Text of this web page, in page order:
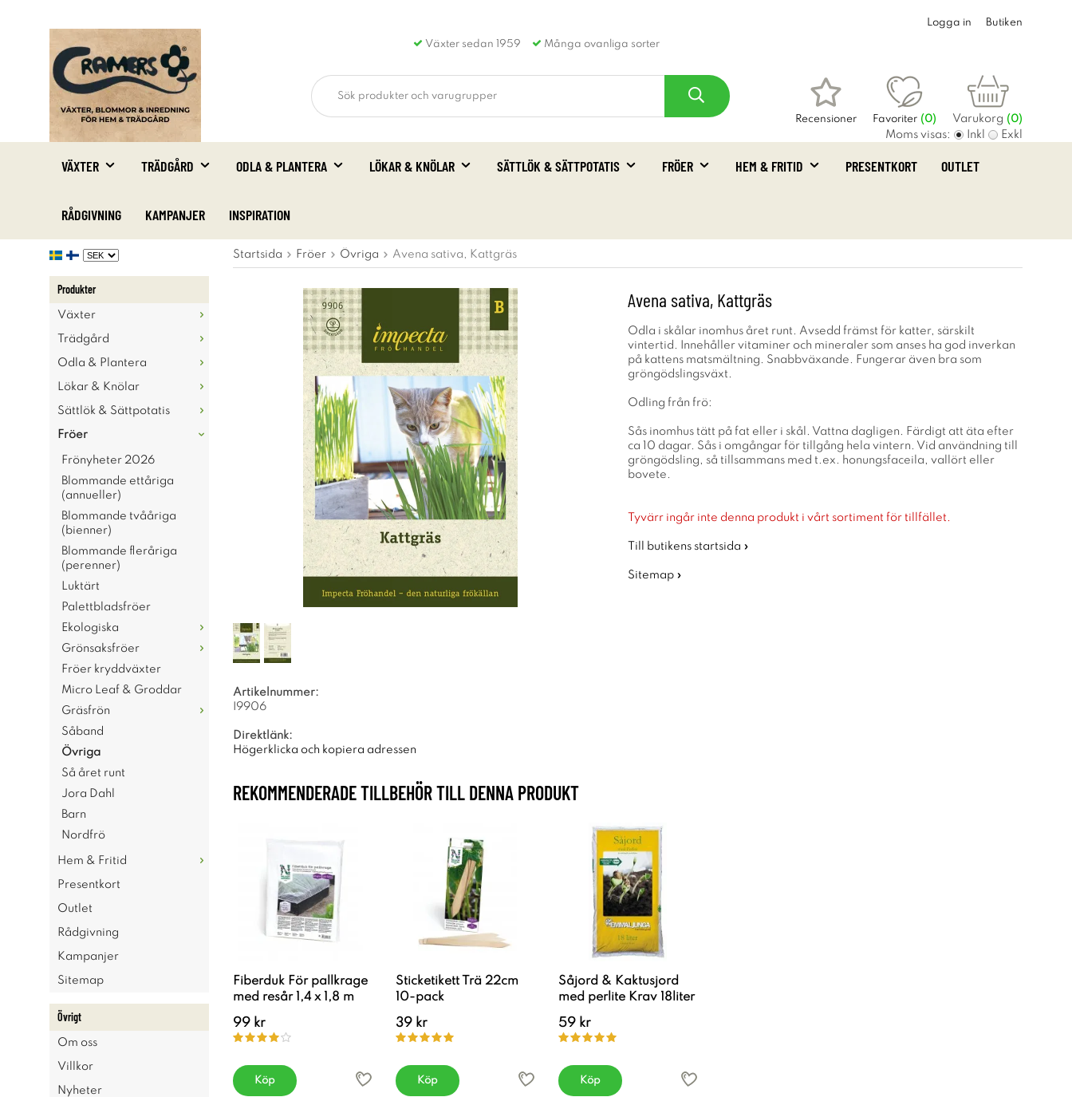
Växter sedan 1959 Många ovanliga sorter
Logga in Butiken
Recensioner Favoriter (0) Varukorg (0)
Moms visas: Inkl Exkl
VÄXTER TRÄDGÅRD ODLA & PLANTERA LÖKAR & KNÖLAR SÄTTLÖK & SÄTTPOTATIS FRÖER HEM & FRITID PRESENTKORT OUTLET
RÅDGIVNING KAMPANJER INSPIRATION
Produkter
Växter
Trädgård
Odla & Plantera
Lökar & Knölar
Sättlök & Sättpotatis
Fröer
Frönyheter 2026
Blommande ettåriga
(annueller)
Blommande tvååriga
(bienner)
Blommande fleråriga
(perenner)
Luktärt
Palettbladsfröer
Ekologiska
Grönsaksfröer
Fröer kryddväxter
Micro Leaf & Groddar
Gräsfrön
Såband
Övriga
Så året runt
Jora Dahl
Barn
Nordfrö
Hem & Fritid
Presentkort
Outlet
Rådgivning
Kampanjer
Sitemap
Övrigt
Om oss
Villkor
Nyheter
Startsida Fröer Övriga Avena sativa, Kattgräs
Avena sativa, Kattgräs
Odla i skålar inomhus året runt. Avsedd främst för katter, särskilt
vintertid. Innehåller vitaminer och mineraler som anses ha god inverkan
på kattens matsmältning. Snabbväxande. Fungerar även bra som
gröngödslingsväxt.
Odling från frö:
Sås inomhus tätt på fat eller i skål. Vattna dagligen. Färdigt att äta efter
ca 10 dagar. Sås i omgångar för tillgång hela vintern. Vid användning till
gröngödsling, så tillsammans med t.ex. honungsfaceila, vallört eller
bovete.
Tyvärr ingår inte denna produkt i vårt sortiment för tillfället.
Till butikens startsida »
Sitemap »
Artikelnummer:
I9906
Direktlänk:
Högerklicka och kopiera adressen
REKOMMENDERADE TILLBEHÖR TILL DENNA PRODUKT
Fiberduk För pallkrage
med resår 1,4 x 1,8 m
99 kr
Köp
Sticketikett Trä 22cm
10-pack
39 kr
Köp
Såjord & Kaktusjord
med perlite Krav 18liter
59 kr
Köp